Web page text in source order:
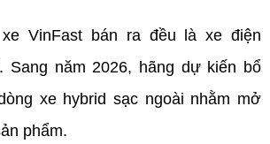
VinFast bán ra đều là xe điện
Sang năm 2026, hãng dự kiến bổ
xe hybrid sạc ngoài nhằm mở
phẩm.